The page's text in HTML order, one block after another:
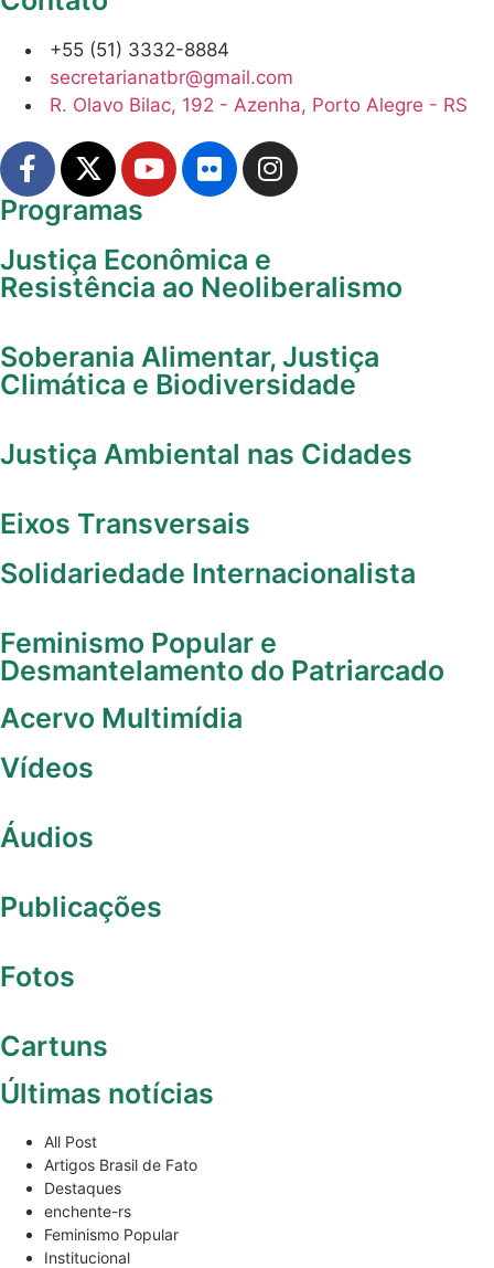
+55 (51) 3332-8884
secretarianatbr@gmail.com
R. Olavo Bilac, 192 - Azenha, Porto Alegre - RS
Programas
Justiça Econômica e
Resistência ao Neoliberalismo
Soberania Alimentar, Justiça
Climática e Biodiversidade
Justiça Ambiental nas Cidades
Eixos Transversais
Solidariedade Internacionalista
Feminismo Popular e
Desmantelamento do Patriarcado
Acervo Multimídia
Vídeos
Áudios
Publicações
Fotos
Cartuns
Últimas notícias
All Post
Artigos Brasil de Fato
Destaques
enchente-rs
Feminismo Popular
Institucional